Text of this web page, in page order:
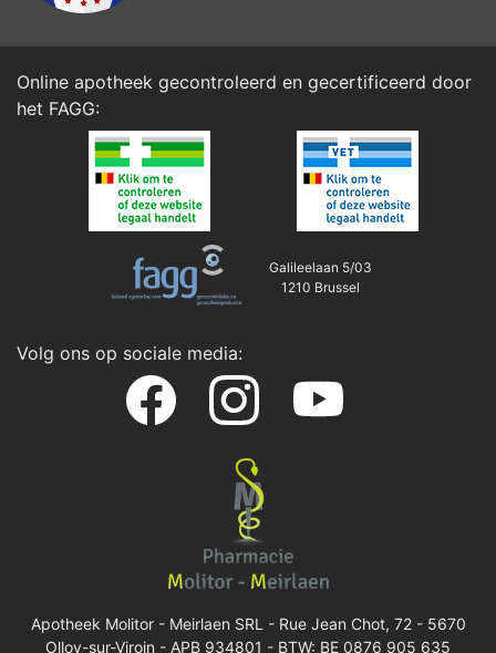
Online apotheek gecontroleerd en gecertificeerd door
het FAGG:
Galileelaan 5/03
1210 Brussel
Volg ons op sociale media:
Apotheek Molitor - Meirlaen SRL - Rue Jean Chot, 72 - 5670
Olloy-sur-Viroin - APB 934801 - BTW: BE 0876 905 635